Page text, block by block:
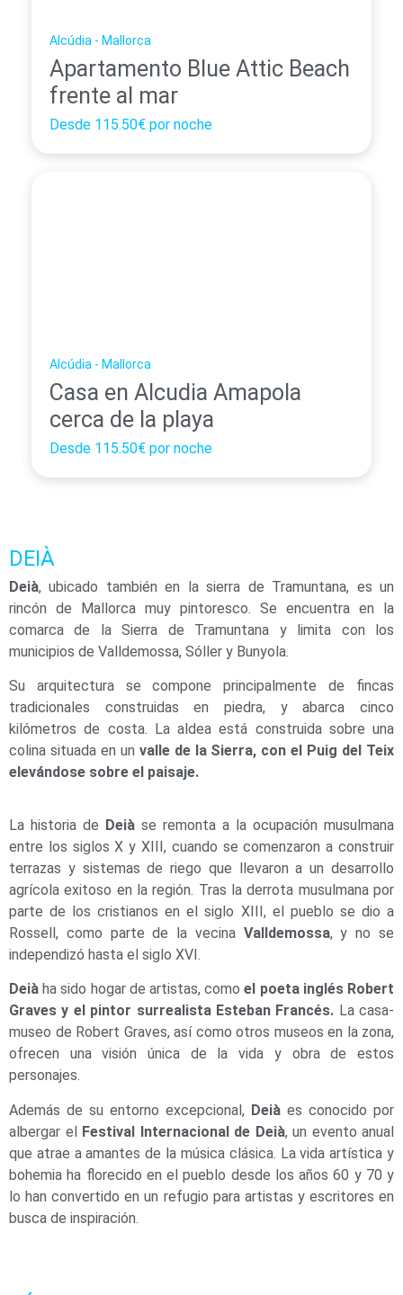
Alcúdia - Mallorca
Apartamento Blue Attic Beach
frente al mar
Desde 115.50€ por noche
Alcúdia - Mallorca
Casa en Alcudia Amapola
cerca de la playa
Desde 115.50€ por noche
DEIÀ
Deià, ubicado también en la sierra de Tramuntana, es un
rincón de Mallorca muy pintoresco. Se encuentra en la
comarca de la Sierra de Tramuntana y limita con los
municipios de Valldemossa, Sóller y Bunyola.
Su arquitectura se compone principalmente de fincas
tradicionales construidas en piedra, y abarca cinco
kilómetros de costa. La aldea está construida sobre una
colina situada en un valle de la Sierra, con el Puig del Teix
elevándose sobre el paisaje.
La historia de Deià se remonta a la ocupación musulmana
entre los siglos X y XIII, cuando se comenzaron a construir
terrazas y sistemas de riego que llevaron a un desarrollo
agrícola exitoso en la región. Tras la derrota musulmana por
parte de los cristianos en el siglo XIII, el pueblo se dio a
Rossell, como parte de la vecina Valldemossa, y no se
independizó hasta el siglo XVI.
Deià ha sido hogar de artistas, comoel poeta inglés Robert
Graves y el pintor surrealista Esteban Francés. La casa-
museo de Robert Graves, así como otros museos en la zona,
ofrecen una visión única de la vida y obra de estos
personajes.
Además de su entorno excepcional, Deià es conocido por
albergar el Festival Internacional de Deià, un evento anual
que atrae a amantes de la música clásica. La vida artística y
bohemia ha florecido en el pueblo desde los años 60 y 70 y
lo han convertido en un refugio para artistas y escritores en
busca de inspiración.